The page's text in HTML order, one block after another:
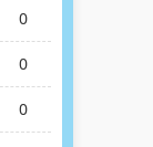
0
0
0